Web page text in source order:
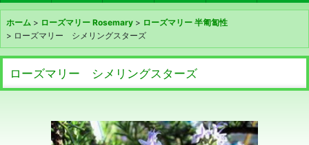
ホーム > ローズマリー Rosemary > ローズマリー 半匍匐性
> ローズマリー シメリングスターズ
ローズマリー シメリングスターズ